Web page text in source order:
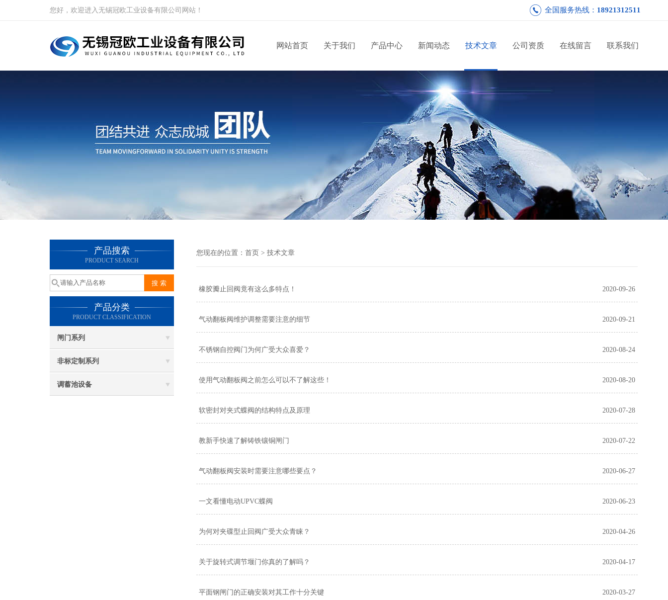
您好，欢迎进入无锡冠欧工业设备有限公司网站！ 全国服务热线： 18921312511
网站首页 关于我们 产品中心 新闻动态 技术文章 公司资质 在线留言 联系我们
产品搜索
PRODUCT SEARCH
产品分类
PRODUCT CLASSIFICATION
闸门系列
非标定制系列
调蓄池设备
您现在的位置： 首页 > 技术文章
橡胶瓣止回阀竟有这么多特点！ 2020-09-26
气动翻板阀维护调整需要注意的细节 2020-09-21
不锈钢自控阀门为何广受大众喜爱？ 2020-08-24
使用气动翻板阀之前怎么可以不了解这些！ 2020-08-20
软密封对夹式蝶阀的结构特点及原理 2020-07-28
教新手快速了解铸铁镶铜闸门 2020-07-22
气动翻板阀安装时需要注意哪些要点？ 2020-06-27
一文看懂电动UPVC蝶阀 2020-06-23
为何对夹碟型止回阀广受大众青睐？ 2020-04-26
关于旋转式调节堰门你真的了解吗？ 2020-04-17
平面钢闸门的正确安装对其工作十分关键 2020-03-27